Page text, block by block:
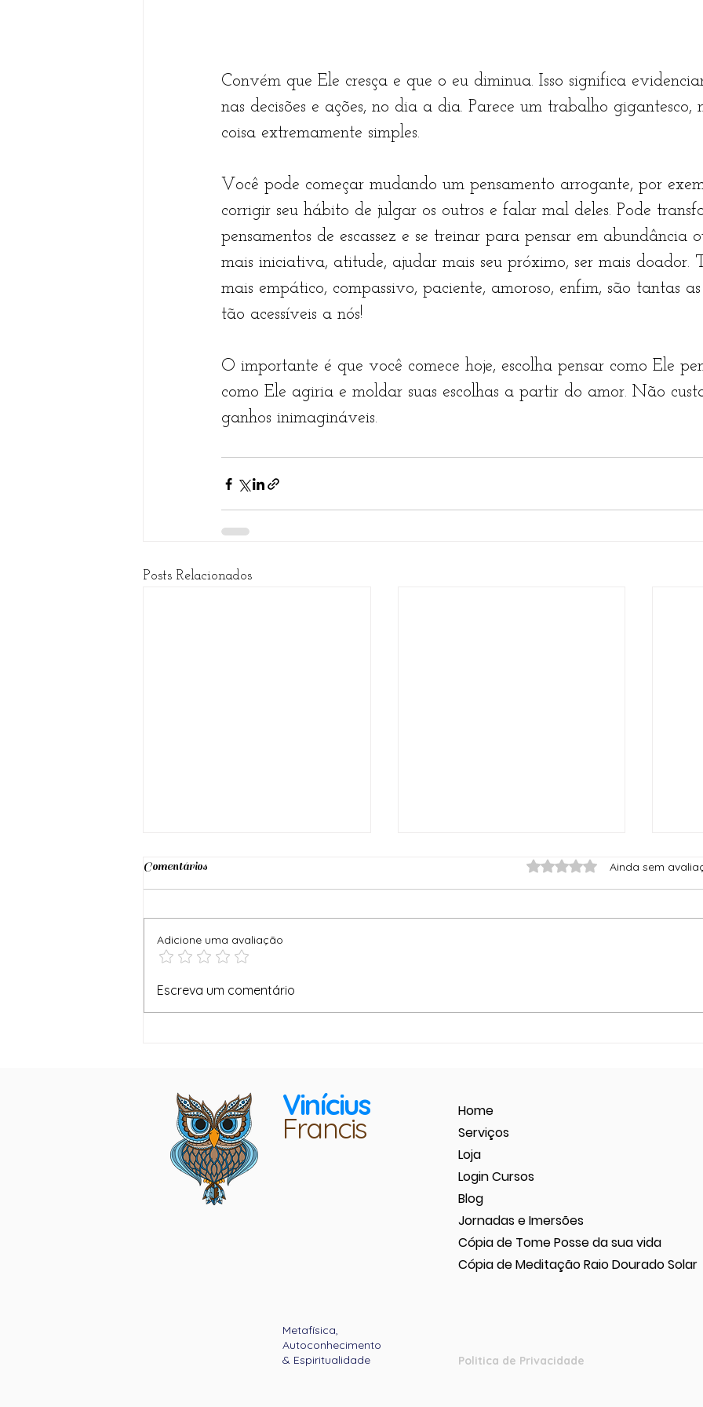
Convém que Ele cresça e que o eu diminua. Isso significa
nas decisões e ações, no dia a dia. Parece um trabalho gigantesco,
coisa extremamente simples.
Você pode começar mudando um pensamento arrogante, por
corrigir seu hábito de julgar os outros e falar mal deles. Pode
pensamentos de escassez e se treinar para pensar em abundância
mais iniciativa, atitude, ajudar mais seu próximo, ser mais doador.
mais empático, compassivo, paciente, amoroso, enfim, são tantas
tão acessíveis a nós!
O importante é que você comece hoje, escolha pensar como Ele
como Ele agiria e moldar suas escolhas a partir do amor. Não
ganhos inimagináveis.
Posts Relacionados
A Metafísica da Saúde e Seu
Bem-Estar
de
Comentários Avaliado com 0 de 5
Ainda sem
Adicione uma avaliação
Escreva um comentário
Vinícius
Francis
Home
Serviços
Loja
Login Cursos
Blog
Jornadas e Imersões
Cópia de Tome Posse da sua vida
Cópia de Meditação Raio Dourado Solar
Metafísica,
Autoconhecimento
& Espiritualidade
Politica de Privacidade